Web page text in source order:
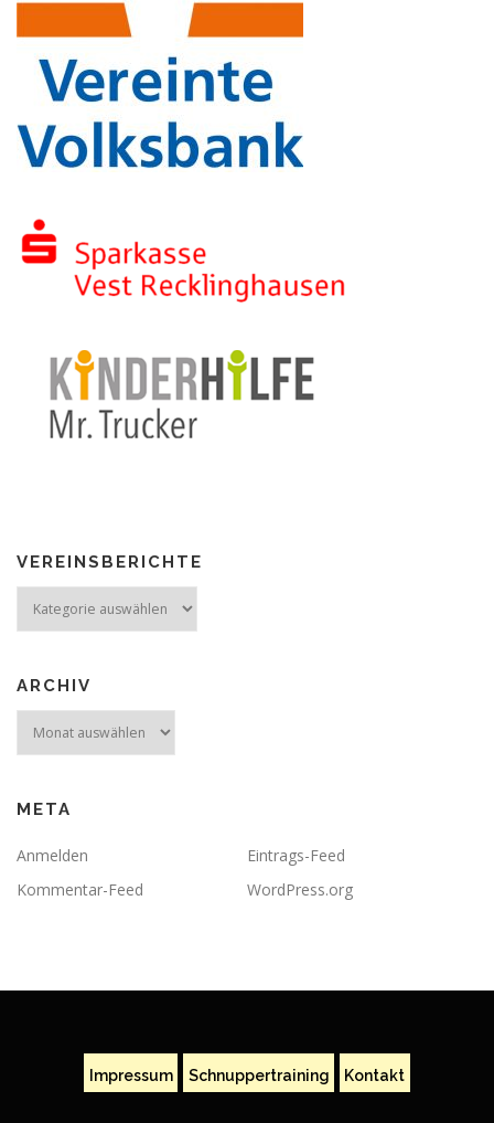
VEREINSBERICHTE
ARCHIV
META
Anmelden
Eintrags-Feed
Kommentar-Feed
WordPress.org
Impressum Schnuppertraining Kontakt